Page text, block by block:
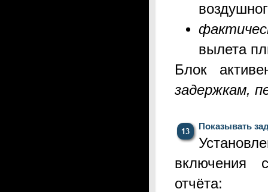
ф
вылета
Блок
задержкам,
Показывать
включения
отчёта: